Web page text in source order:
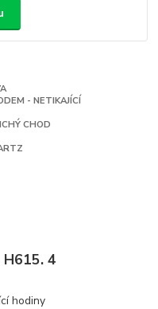
- NETIKAJÍCÍ
CHOD
4
hodiny